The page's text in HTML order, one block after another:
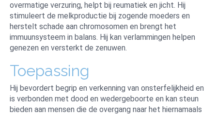
overmatige verzuring, helpt bij reumatiek en jicht. Hij
stimuleert de melkproductie bij zogende moeders en
herstelt schade aan chromosomen en brengt het
immuunsysteem in balans. Hij kan verlammingen helpen
genezen en versterkt de zenuwen.
Toepassing
Hij bevordert begrip en verkenning van onsterfelijkheid en
is verbonden met dood en wedergeboorte en kan steun
bieden aan mensen die de overgang naar het hiernamaals